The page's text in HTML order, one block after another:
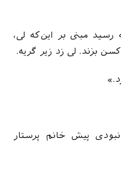
مبنی بر این‌که لی،
بزند. لی زد زیر گریه.
پیش خانم پرستار